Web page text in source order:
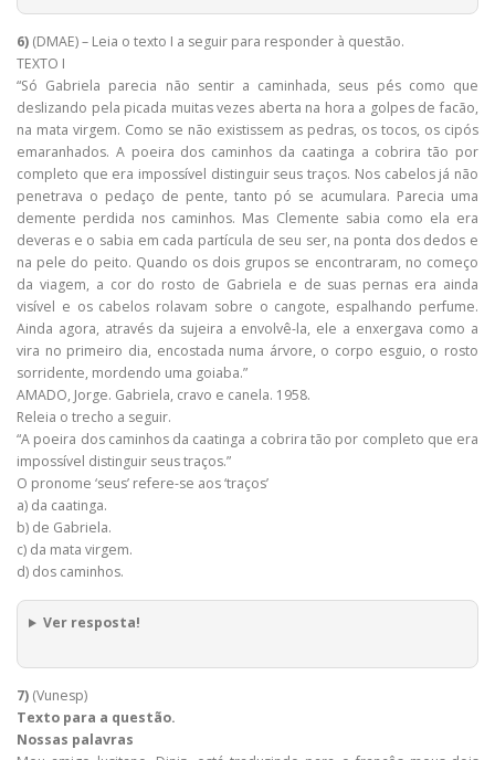
6) (DMAE) – Leia o texto I a seguir para responder à questão.
TEXTO I
“Só Gabriela parecia não sentir a caminhada, seus pés como que
deslizando pela picada muitas vezes aberta na hora a golpes de facão,
na mata virgem. Como se não existissem as pedras, os tocos, os cipós
emaranhados. A poeira dos caminhos da caatinga a cobrira tão por
completo que era impossível distinguir seus traços. Nos cabelos já não
penetrava o pedaço de pente, tanto pó se acumulara. Parecia uma
demente perdida nos caminhos. Mas Clemente sabia como ela era
deveras e o sabia em cada partícula de seu ser, na ponta dos dedos e
na pele do peito. Quando os dois grupos se encontraram, no começo
da viagem, a cor do rosto de Gabriela e de suas pernas era ainda
visível e os cabelos rolavam sobre o cangote, espalhando perfume.
Ainda agora, através da sujeira a envolvê-la, ele a enxergava como a
vira no primeiro dia, encostada numa árvore, o corpo esguio, o rosto
sorridente, mordendo uma goiaba.”
AMADO, Jorge. Gabriela, cravo e canela. 1958.
Releia o trecho a seguir.
“A poeira dos caminhos da caatinga a cobrira tão por completo que era
impossível distinguir seus traços.”
O pronome ‘seus’ refere-se aos ‘traços’
a) da caatinga.
b) de Gabriela.
c) da mata virgem.
d) dos caminhos.
Ver resposta!
7) (Vunesp)
Texto para a questão.
Nossas palavras